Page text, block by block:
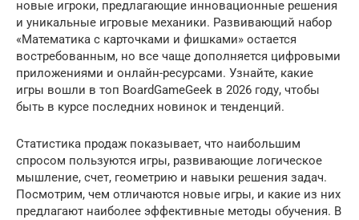
новые игроки, предлагающие инновационные решения
и уникальные игровые механики. Развивающий набор
«Математика с карточками и фишками» остается
востребованным, но все чаще дополняется цифровыми
приложениями и онлайн-ресурсами. Узнайте, какие
игры вошли в топ BoardGameGeek в 2026 году, чтобы
быть в курсе последних новинок и тенденций.
Статистика продаж показывает, что наибольшим
спросом пользуются игры, развивающие логическое
мышление, счет, геометрию и навыки решения задач.
Посмотрим, чем отличаются новые игры, и какие из них
предлагают наиболее эффективные методы обучения. В